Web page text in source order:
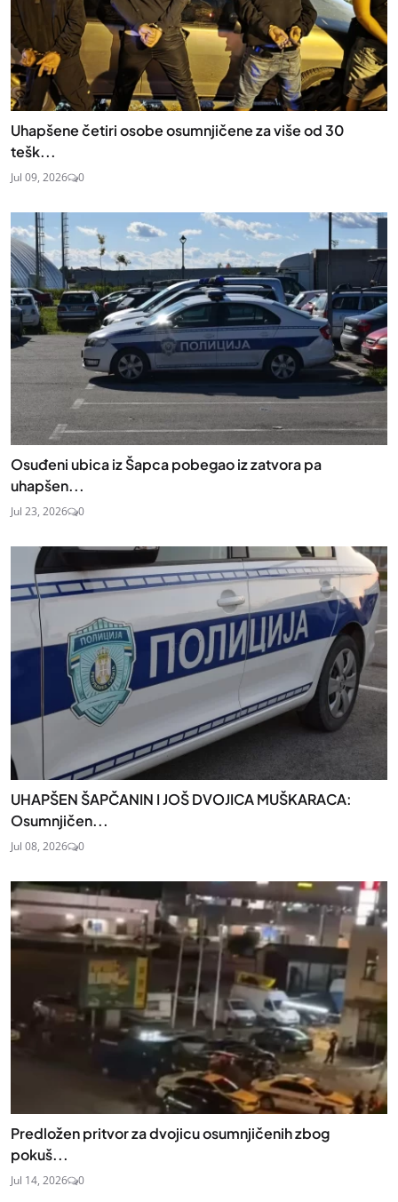
Uhapšene četiri osobe osumnjičene za više od 30
tešk...
Jul 09, 2026 0
Osuđeni ubica iz Šapca pobegao iz zatvora pa
uhapšen...
Jul 23, 2026 0
UHAPŠEN ŠAPČANIN I JOŠ DVOJICA MUŠKARACA:
Osumnjičen...
Jul 08, 2026 0
Predložen pritvor za dvojicu osumnjičenih zbog
pokuš...
Jul 14, 2026 0